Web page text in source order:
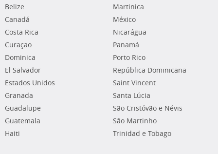
Belize
Canadá
Costa Rica
Curaçao
Dominica
El Salvador
Estados Unidos
Granada
Guadalupe
Guatemala
Haiti
Martinica
México
Nicarágua
Panamá
Porto Rico
República Dominicana
Saint Vincent
Santa Lúcia
São Cristóvão e Névis
São Martinho
Trinidad e Tobago